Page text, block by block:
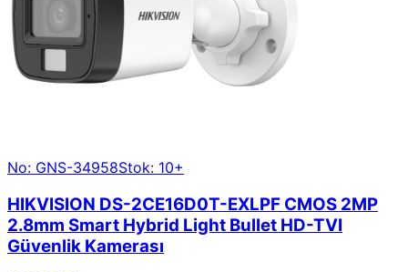
No: GNS-34958Stok: 10+
HIKVISION DS-2CE16D0T-EXLPF CMOS 2MP
2.8mm Smart Hybrid Light Bullet HD-TVI
Güvenlik Kamerası